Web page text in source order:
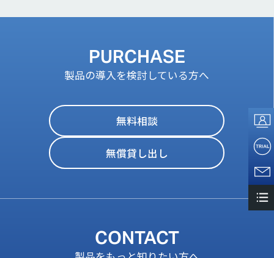
PURCHASE
製品の導入を検討している方へ
無料相談
無償貸し出し
CONTACT